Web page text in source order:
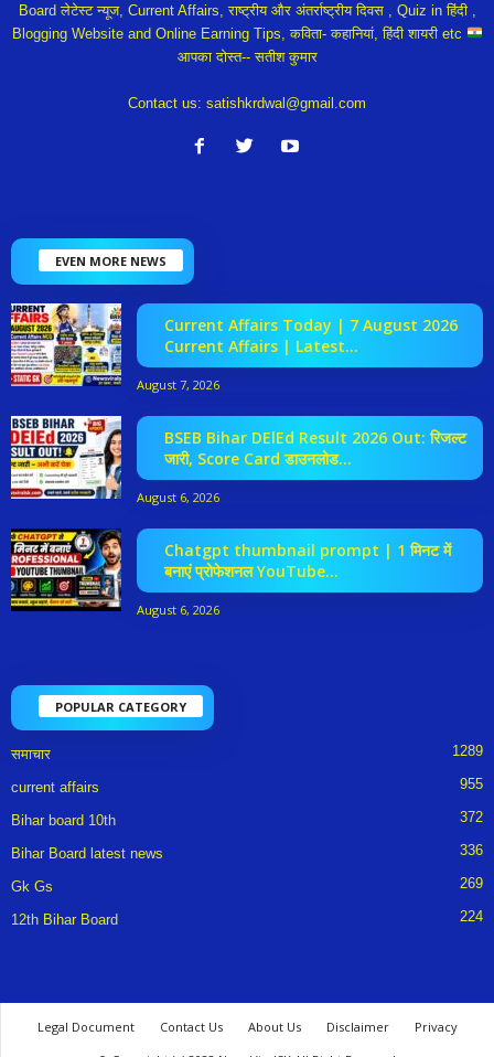
Board लेटेस्ट न्यूज, Current Affairs, राष्ट्रीय और अंतर्राष्ट्रीय दिवस , Quiz in हिंदी ,
Blogging Website and Online Earning Tips, कविता- कहानियां, हिंदी शायरी etc
आपका दोस्त-- सतीश कुमार
Contact us: satishkrdwal@gmail.com
EVEN MORE NEWS
Current Affairs Today | 7 August 2026
Current Affairs | Latest...
August 7, 2026
BSEB Bihar DElEd Result 2026 Out: रिजल्ट
जारी, Score Card डाउनलोड...
August 6, 2026
Chatgpt thumbnail prompt | 1 मिनट में
बनाएं प्रोफेशनल YouTube...
August 6, 2026
POPULAR CATEGORY
समाचार 1289
current affairs 955
Bihar board 10th 372
Bihar Board latest news 336
Gk Gs 269
12th Bihar Board 224
Legal Document Contact Us About Us Disclaimer
Privacy